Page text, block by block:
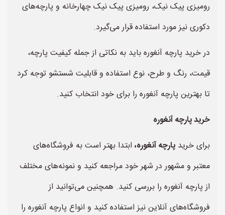
رومیزی پیک نیک، رومیزی پیک نیک چهارخانه و پارچه‌های
دکوری نیز مورد استفاده قرار می‌گیرد.
در خرید پارچه آنغوره باید به نکاتی از جمله کیفیت پارچه،
قیمت، رنگ و طرح، نوع استفاده و قابلیت شستشو توجه کرد
تا بهترین پارچه آنغوره را برای خود انتخاب کنید.
خرید پارچه آنغوره
برای خرید پارچه آنغوره، ابتدا بهتر است به فروشگاه‌های
معتبر و مشهور در شهر خود مراجعه کنید و نمونه‌های مختلف
از پارچه آنغوره را بررسی کنید. همچنین می‌توانید از
فروشگاه‌های آنلاین نیز استفاده کنید و انواع پارچه آنغوره را